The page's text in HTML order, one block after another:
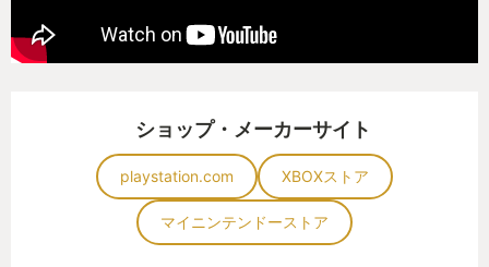
ショップ・メーカーサイト
playstation.com XBOXストア
マイニンテンドーストア